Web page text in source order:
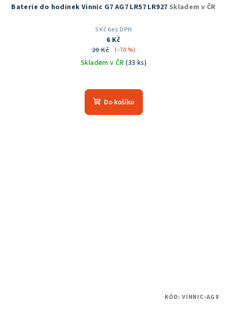
Baterie do hodinek Vinnic G7 AG7 LR57 LR927 Skladem v ČR
5 Kč bez DPH
6 Kč
20 Kč
(–70 %)
Skladem v ČR(33 ks)
Do košíku
KÓD: VINNIC-AG8